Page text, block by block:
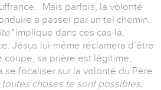
Mais parfois, la volonté
à passer par un tel chemin.
implique dans ces cas-là,
Jésus lui-même réclamera d’être
coupe, sa prière est légitime,
se focaliser sur la volonté du Père
toutes choses te sont possibles,